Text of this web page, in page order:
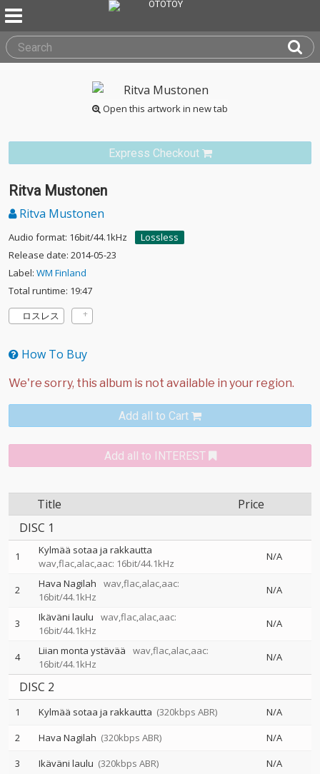
Open this artwork in new tab
Express Checkout
Ritva Mustonen
Ritva Mustonen
Audio format: 16bit/44.1kHz
Lossless
Release date: 2014-05-23
Label: WM Finland
Total runtime: 19:47
ロスレス
How To Buy
Add all to Cart
Add all to INTEREST
Title
Price
DISC 1
1
Kylmää sotaa ja rakkautta
wav,flac,alac,aac: 16bit/44.1kHz
N/A
2 Hava Nagilah
wav,flac,alac,aac:
16bit/44.1kHz
N/A
3 Ikäväni laulu
wav,flac,alac,aac:
16bit/44.1kHz
N/A
4 Liian monta ystävää
wav,flac,alac,aac:
16bit/44.1kHz
N/A
DISC 2
1 Kylmää sotaa ja rakkautta (320kbps ABR)
N/A
2
Hava Nagilah (320kbps ABR)
N/A
3
Ikäväni laulu (320kbps ABR)
N/A